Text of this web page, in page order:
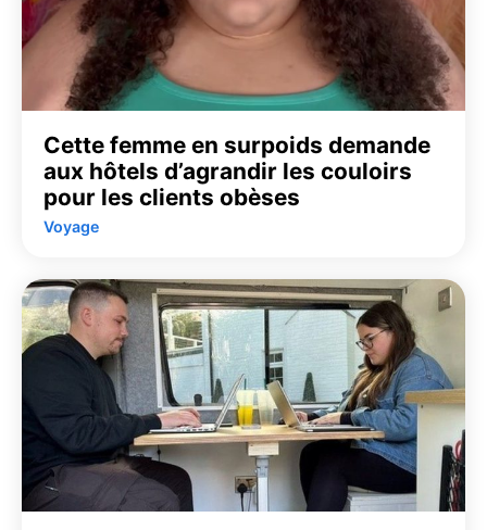
Cette femme en surpoids demande
aux hôtels d’agrandir les couloirs
pour les clients obèses
Voyage